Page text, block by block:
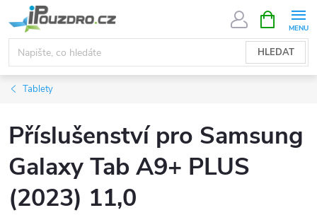
na
obsah
HLEDAT
NÁKUPNÍ
KOŠÍK
Tablety
Příslušenství pro Samsung
Galaxy Tab A9+ PLUS
(2023) 11,0